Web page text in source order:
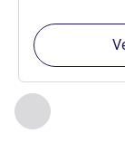
Anterior -
Página ,